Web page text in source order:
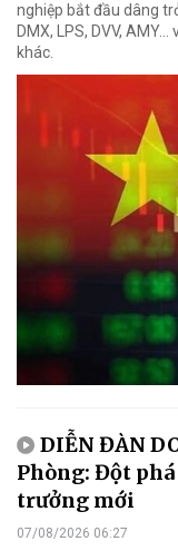
nghiệp bắt đầu dâng
DMX, LPS, DVV,
khác.
DIỄN ĐÀN
Phòng: Đột
trưởng mới
07/08/2026 06:27